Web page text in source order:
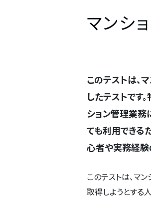
マンシ
このテストは、
したテストです
ション管理業務
ても利用できる
心者や実務経験
このテストは、マ
取得しようとする